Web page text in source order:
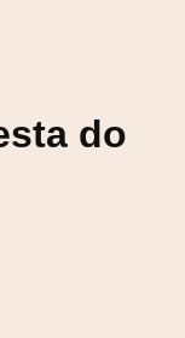
do